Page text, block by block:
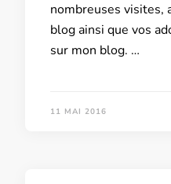
nombreuses visites,
blog ainsi que vos
sur mon blog. …
11 MAI 2016